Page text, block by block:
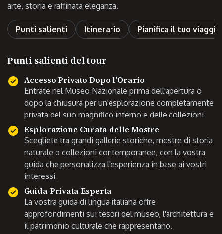
arte, storia e raffinata eleganza.
Punti salienti Itinerario Pianifica il tuo viaggio
Punti salienti del tour
Accesso Privato Dopo l'Orario
Entrate nel Museo Nazionale prima dell'apertura o
dopo la chiusura per un'esplorazione completamente
privata del suo magnifico interno e delle collezioni.
Esplorazione Curata delle Mostre
Scegliete tra grandi gallerie storiche, mostre di storia
naturale o collezioni contemporanee, con la vostra
guida che personalizza l'esperienza in base ai vostri
interessi.
Guida Privata Esperta
La vostra guida di lingua italiana offre
approfondimenti sui tesori del museo, l'architettura e
il patrimonio culturale che rappresentano.